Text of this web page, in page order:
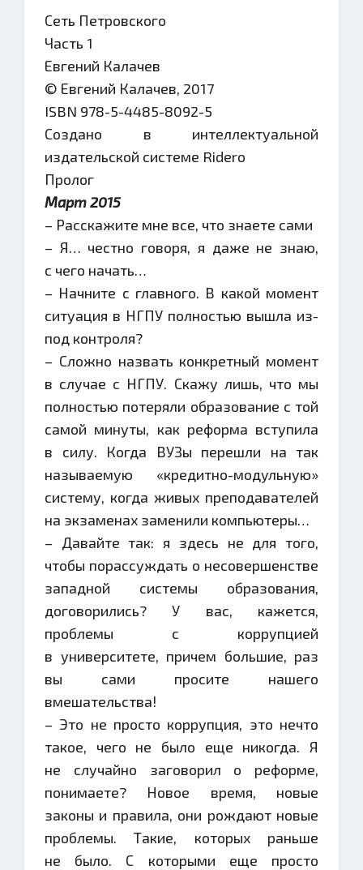
Сеть Петровского
Часть 1
Евгений Калачев
© Евгений Калачев, 2017
ISBN 978-5-4485-8092-5
Создано в интеллектуальной
издательской системе Ridero
Пролог
Март 2015
– Расскажите мне все, что знаете сами
– Я… честно говоря, я даже не знаю,
с чего начать…
– Начните с главного. В какой момент
ситуация в НГПУ полностью вышла из-
под контроля?
– Сложно назвать конкретный момент
в случае с НГПУ. Скажу лишь, что мы
полностью потеряли образование с той
самой минуты, как реформа вступила
в силу. Когда ВУЗы перешли на так
называемую «кредитно-модульную»
систему, когда живых преподавателей
на экзаменах заменили компьютеры…
– Давайте так: я здесь не для того,
чтобы порассуждать о несовершенстве
западной системы образования,
договорились? У вас, кажется,
проблемы с коррупцией
в университете, причем большие, раз
вы сами просите нашего
вмешательства!
– Это не просто коррупция, это нечто
такое, чего не было еще никогда. Я
не случайно заговорил о реформе,
понимаете? Новое время, новые
законы и правила, они рождают новые
проблемы. Такие, которых раньше
не было. С которыми еще просто